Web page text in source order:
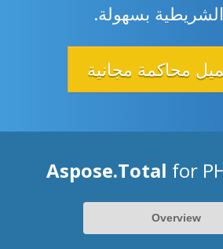
بسهولة.
محاكمة مجانية
Aspose.Total for
Overview